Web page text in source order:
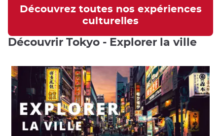
Découvrez toutes nos expériences
culturelles
Découvrir Tokyo - Explorer la ville